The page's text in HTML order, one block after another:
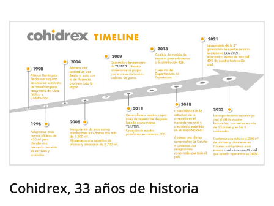
Cohidrex, 33 años de historia